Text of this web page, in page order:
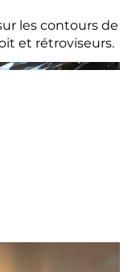
les contours de
et rétroviseurs.